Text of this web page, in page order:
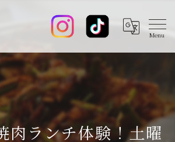
肉ランチ体験！土曜